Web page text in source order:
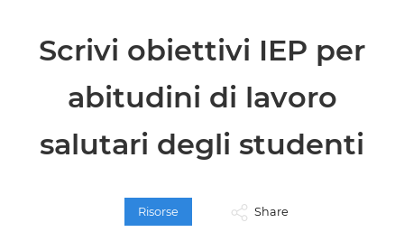
Scrivi obiettivi IEP per
abitudini di lavoro
salutari degli studenti
Risorse Share